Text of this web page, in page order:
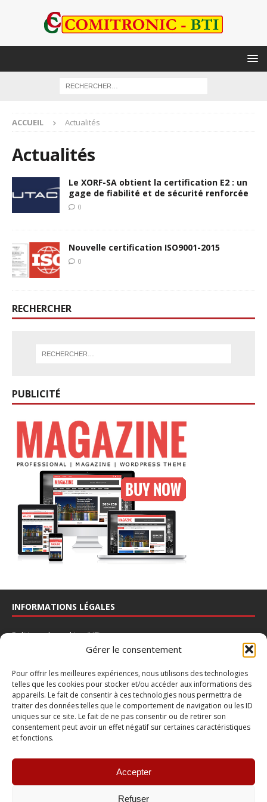
Gérer le consentement
Pour offrir les meilleures expériences, nous utilisons des technologies
telles que les cookies pour stocker et/ou accéder aux informations des
appareils. Le fait de consentir à ces technologies nous permettra de
traiter des données telles que le comportement de navigation ou les ID
uniques sur ce site. Le fait de ne pas consentir ou de retirer son
consentement peut avoir un effet négatif sur certaines caractéristiques
et fonctions.
Accepter
Refuser
ACCUEIL Actualités
Actualités
Le XORF-SA obtient la certification E2 : un
gage de fiabilité et de sécurité renforcée
0
Nouvelle certification ISO9001-2015
0
RECHERCHER
PUBLICITÉ
INFORMATIONS LÉGALES
Politique de cookies (UE)
Déclaration de confidentialité
Avertissement
Mentions légales
Nous contacter
INSCRIPTION À LA NEWSLETTER